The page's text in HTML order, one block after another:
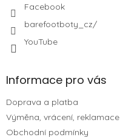
Facebook
barefootboty_cz/
YouTube
Informace pro vás
Doprava a platba
Výměna, vrácení, reklamace
Obchodní podmínky